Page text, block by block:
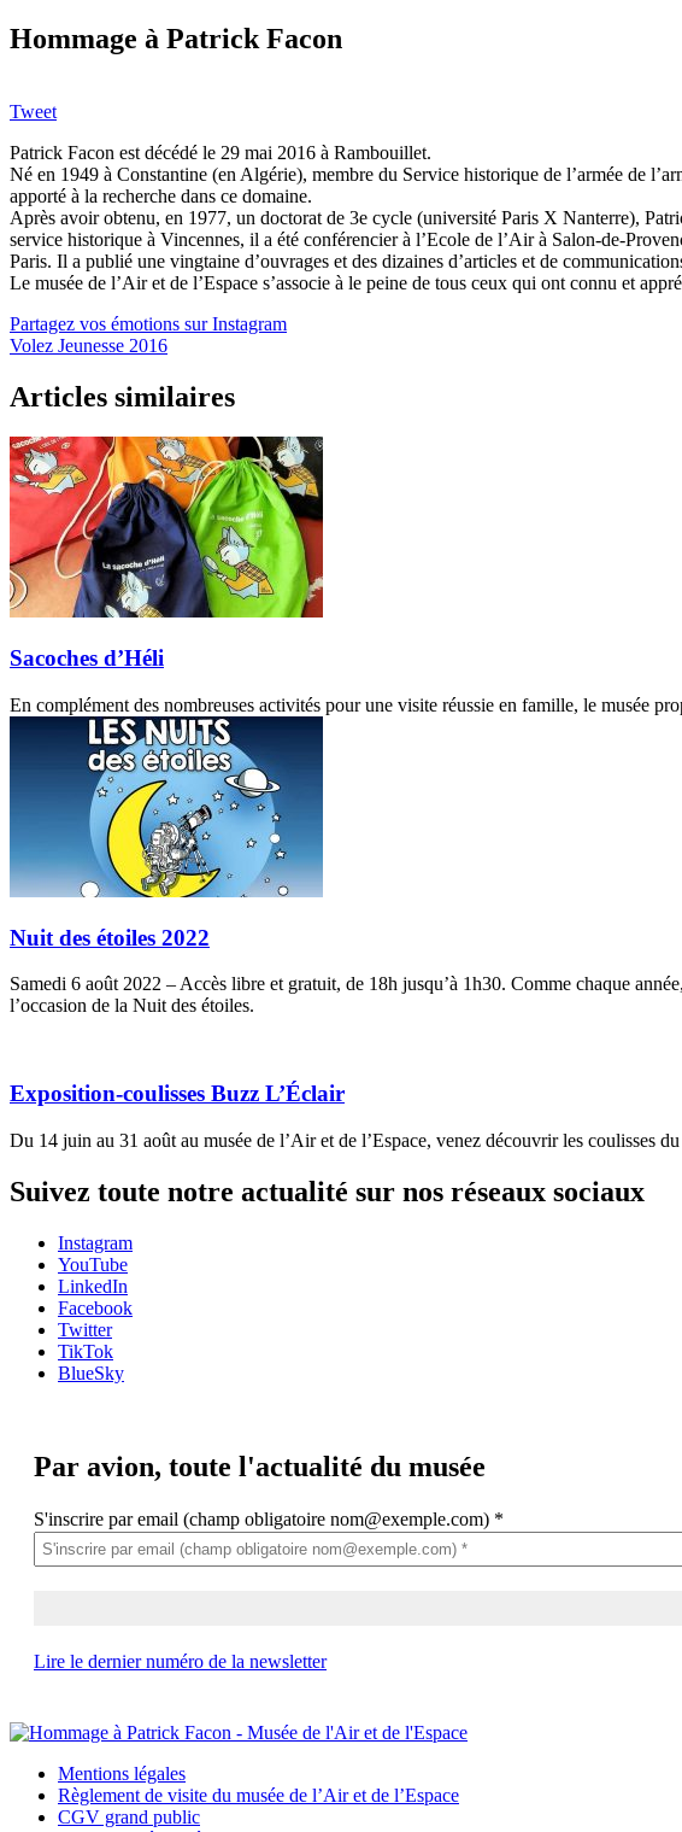
Hommage à Patrick Facon
Tweet
Patrick Facon est décédé le 29 mai 2016 à Rambouillet.
Né en 1949 à Constantine (en Algérie), membre du Service historique de l’armée de
apporté à la recherche dans ce domaine.
Après avoir obtenu, en 1977, un doctorat de 3e cycle (université Paris X Nanterre),
service historique à Vincennes, il a été conférencier à l’Ecole de l’Air à Salon-de-
Paris. Il a publié une vingtaine d’ouvrages et des dizaines d’articles et de
Le musée de l’Air et de l’Espace s’associe à le peine de tous ceux qui ont connu et
Partagez vos émotions sur Instagram
Volez Jeunesse 2016
Articles similaires
Sacoches d’Héli
En complément des nombreuses activités pour une visite réussie en famille, le musée
Nuit des étoiles 2022
Samedi 6 août 2022 – Accès libre et gratuit, de 18h jusqu’à 1h30. Comme chaque
l’occasion de la Nuit des étoiles.
Exposition-coulisses Buzz L’Éclair
Du 14 juin au 31 août au musée de l’Air et de l’Espace, venez découvrir les coulisses
Suivez toute notre actualité sur nos réseaux sociaux
Instagram
YouTube
LinkedIn
Facebook
Twitter
TikTok
BlueSky
Par avion, toute l'actualité du musée
S'inscrire par email (champ obligatoire nom@exemple.com) *
Lire le dernier numéro de la newsletter
Mentions légales
Règlement de visite du musée de l’Air et de l’Espace
CGV grand public